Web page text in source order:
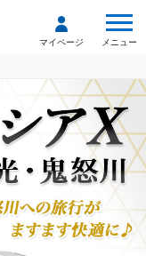
マイページ メニュー